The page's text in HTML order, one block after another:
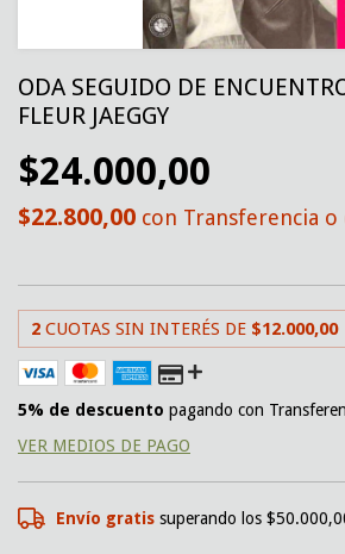
ODA SEGUIDO DE
FLEUR JAEGGY
$24.000,00
$22.800,00 con Transferencia
2 CUOTAS SIN INTERÉS DE $12.000,00
5% de descuento pagando con
VER MEDIOS DE PAGO
Envío gratis superando los